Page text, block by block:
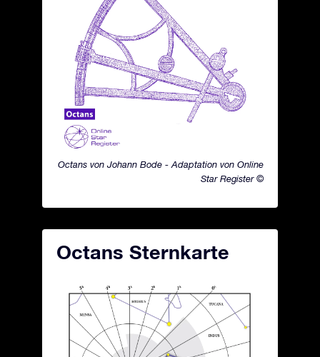
Octans von Johann Bode - Adaptation von Online
Star Register ©
Octans Sternkarte